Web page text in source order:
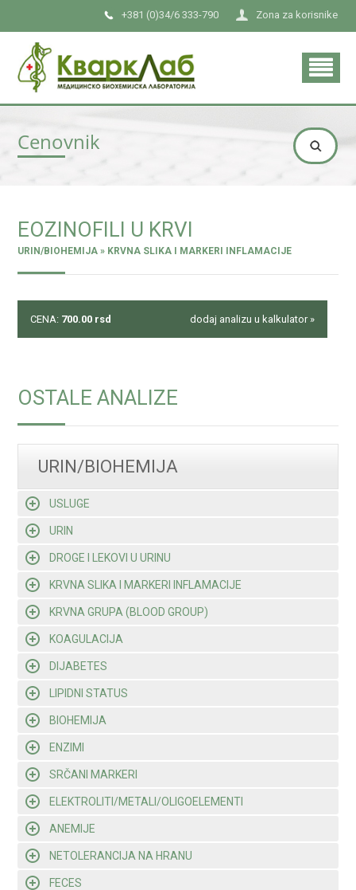
Zona za korisnike
+381 (0)34/6 333-790
Cenovnik
EOZINOFILI U KRVI
URIN/BIOHEMIJA » KRVNA SLIKA I MARKERI INFLAMACIJE
CENA: 700.00 rsd dodaj analizu u kalkulator »
OSTALE ANALIZE
URIN/BIOHEMIJA
USLUGE
URIN
DROGE I LEKOVI U URINU
KRVNA SLIKA I MARKERI INFLAMACIJE
KRVNA GRUPA (BLOOD GROUP)
KOAGULACIJA
DIJABETES
LIPIDNI STATUS
BIOHEMIJA
ENZIMI
SRČANI MARKERI
ELEKTROLITI/METALI/OLIGOELEMENTI
ANEMIJE
NETOLERANCIJA NA HRANU
FECES